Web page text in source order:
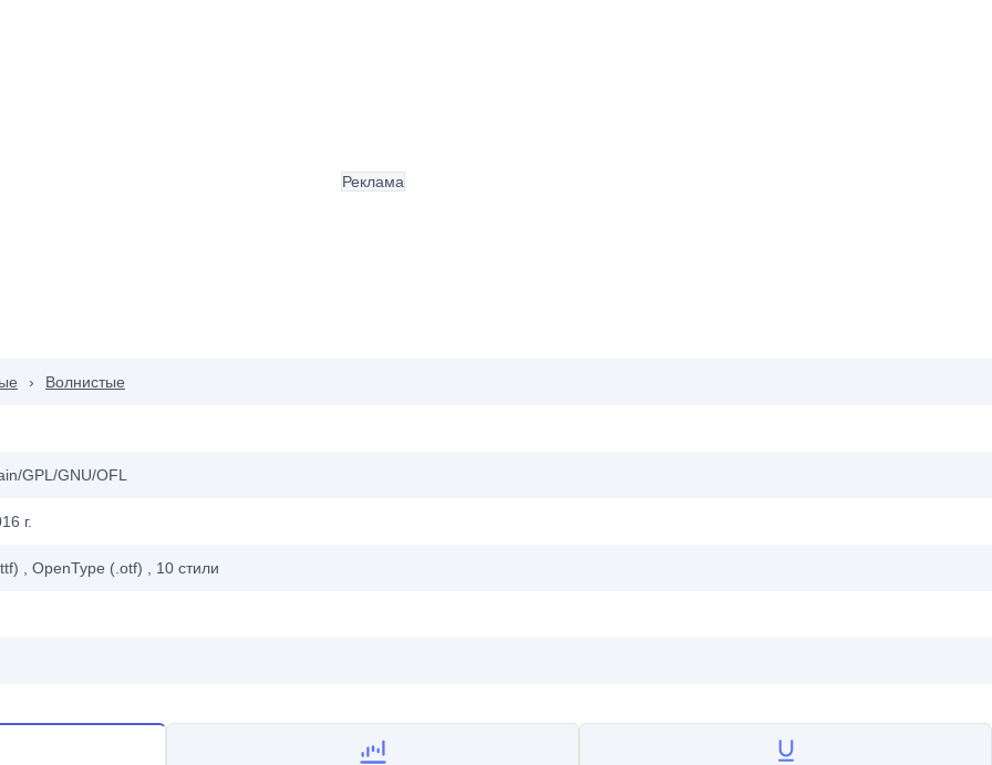
› Волнистые
GPL/GNU/OFL
г.
, OpenType (.otf) , 10 стили
Реклама